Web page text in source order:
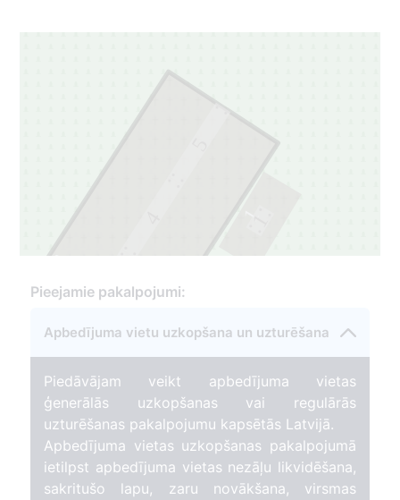
3
3
Pieejamie pakalpojumi:
Apbedījuma vietu uzkopšana un uzturēšana
Piedāvājam veikt apbedījuma vietas
ģenerālās uzkopšanas vai regulārās
uzturēšanas pakalpojumu kapsētās Latvijā.
Apbedījuma vietas uzkopšanas pakalpojumā
ietilpst apbedījuma vietas nezāļu likvidēšana,
sakritušo lapu, zaru novākšana, virsmas